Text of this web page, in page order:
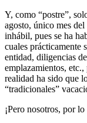
Y, como “postre”,
agosto, único mes
inhábil, pues se ha
cuales prácticamente
entidad, diligencias
emplazamientos, etc.,
realidad ha sido que
“tradicionales”
¡Pero nosotros, por